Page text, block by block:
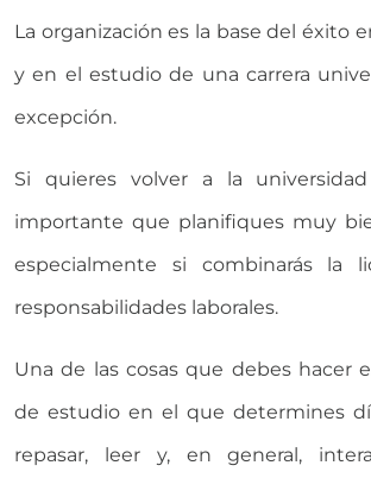
La organización es la base del éxito
y en el estudio de una carrera
excepción.
Si quieres volver a la
importante que planifiques muy
especialmente si combinarás la
responsabilidades laborales.
Una de las cosas que debes hacer
de estudio en el que determines
repasar, leer y, en general,